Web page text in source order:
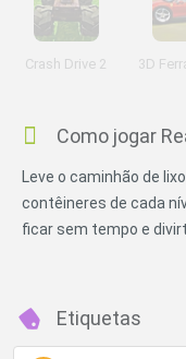
Crash Drive 2 3D
Como jogar
Leve o caminhão de
contêineres de cada
ficar sem tempo e
Etiquetas